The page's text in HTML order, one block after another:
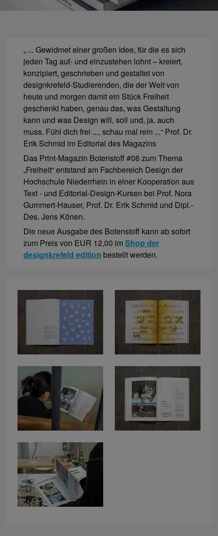
„ ... Gewidmet einer großen Idee, für die es sich
jeden Tag auf- und einzustehen lohnt – kreiert,
konzipiert, geschrieben und gestaltet von
designkrefeld-Studierenden, die der Welt von
heute und morgen damit ein Stück Freiheit
geschenkt haben, genau das, was Gestaltung
kann und was Design will, soll und, ja, auch
muss. Fühl dich frei ..., schau mal rein ...“ Prof. Dr.
Erik Schmid im Editorial des Magazins
Das Print-Magazin Botenstoff #06 zum Thema
„Freiheit“ entstand am Fachbereich Design der
Hochschule Niederrhein in einer Kooperation aus
Text - und Editorial-Design-Kursen bei Prof. Nora
Gummert-Hauser, Prof. Dr. Erik Schmid und Dipl.-
Des. Jens Könen.
Die neue Ausgabe des Botenstoff kann ab sofort
zum Preis von EUR 12,00 im Shop der
designkrefeld edition bestellt werden.